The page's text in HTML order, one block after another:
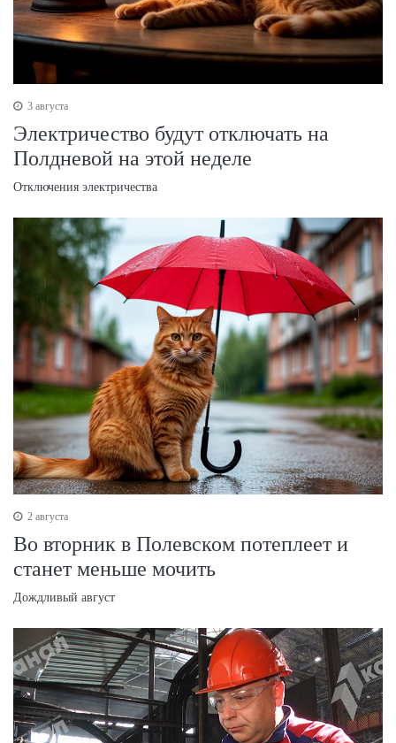
3 августа
Электричество будут отключать на
Полдневой на этой неделе
Отключения электричества
2 августа
Во вторник в Полевском потеплеет и
станет меньше мочить
Дождливый август